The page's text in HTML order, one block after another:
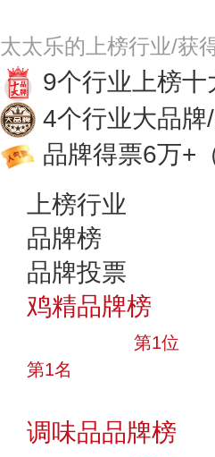
太太乐的上榜行业/获
9个行业上榜十
4个行业大品
品牌得票6万+
上榜行业
品牌榜
品牌投票
鸡精品牌榜
第1位
第1名
调味品品牌榜